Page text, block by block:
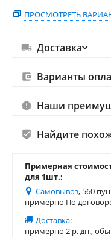
ПРОСМОТРЕТЬ
Доставка
Варианты
Наши
Найдите
Примерная
для 1шт.:
Самовывоз, 560
примерно По
Доставка:
примерно 2 р. дн.,